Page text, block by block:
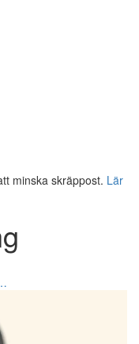
minska skräppost. Lär